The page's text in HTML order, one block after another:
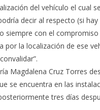
del vehículo el cual
decir al respecto (si
siempre con el
por la localización de ese
Magdalena Cruz Torres
se encuentra en las
tres días